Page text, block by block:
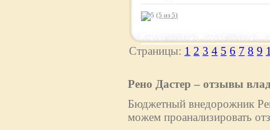
(5 из 5)
Страницы: 1 2 3 4 5 6 7 8 9
Рено Дастер – отзывы
Бюджетный внедорожник
можем проанализировать